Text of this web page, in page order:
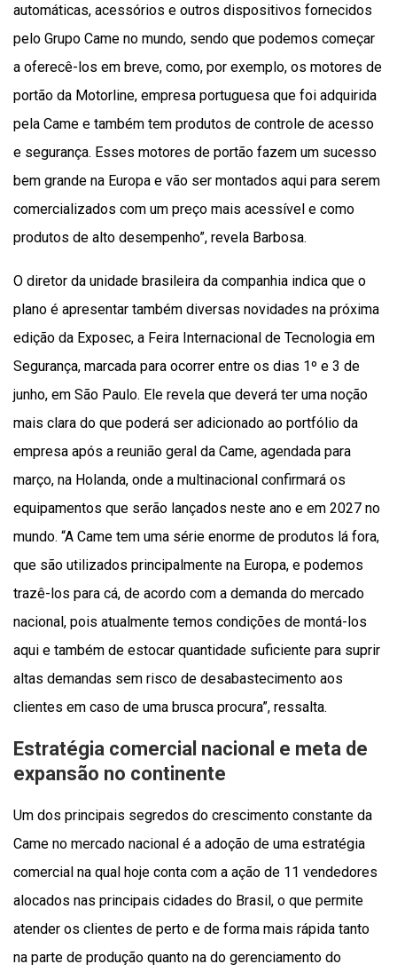
automáticas, acessórios e outros dispositivos fornecidos
pelo Grupo Came no mundo, sendo que podemos começar
a oferecê-los em breve, como, por exemplo, os motores de
portão da Motorline, empresa portuguesa que foi adquirida
pela Came e também tem produtos de controle de acesso
e segurança. Esses motores de portão fazem um sucesso
bem grande na Europa e vão ser montados aqui para serem
comercializados com um preço mais acessível e como
produtos de alto desempenho”, revela Barbosa.
O diretor da unidade brasileira da companhia indica que o
plano é apresentar também diversas novidades na próxima
edição da Exposec, a Feira Internacional de Tecnologia em
Segurança, marcada para ocorrer entre os dias 1º e 3 de
junho, em São Paulo. Ele revela que deverá ter uma noção
mais clara do que poderá ser adicionado ao portfólio da
empresa após a reunião geral da Came, agendada para
março, na Holanda, onde a multinacional confirmará os
equipamentos que serão lançados neste ano e em 2027 no
mundo. “A Came tem uma série enorme de produtos lá fora,
que são utilizados principalmente na Europa, e podemos
trazê-los para cá, de acordo com a demanda do mercado
nacional, pois atualmente temos condições de montá-los
aqui e também de estocar quantidade suficiente para suprir
altas demandas sem risco de desabastecimento aos
clientes em caso de uma brusca procura”, ressalta.
Estratégia comercial nacional e meta de
expansão no continente
Um dos principais segredos do crescimento constante da
Came no mercado nacional é a adoção de uma estratégia
comercial na qual hoje conta com a ação de 11 vendedores
alocados nas principais cidades do Brasil, o que permite
atender os clientes de perto e de forma mais rápida tanto
na parte de produção quanto na do gerenciamento do